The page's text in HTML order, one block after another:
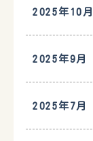
2025年10月
2025年9月
2025年7月